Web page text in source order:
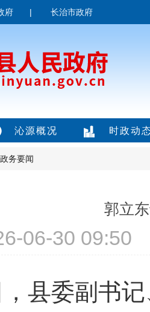
府 | 长治市政府
沁源概况 时政动
政务要闻
郭立
06-30
，县委副书